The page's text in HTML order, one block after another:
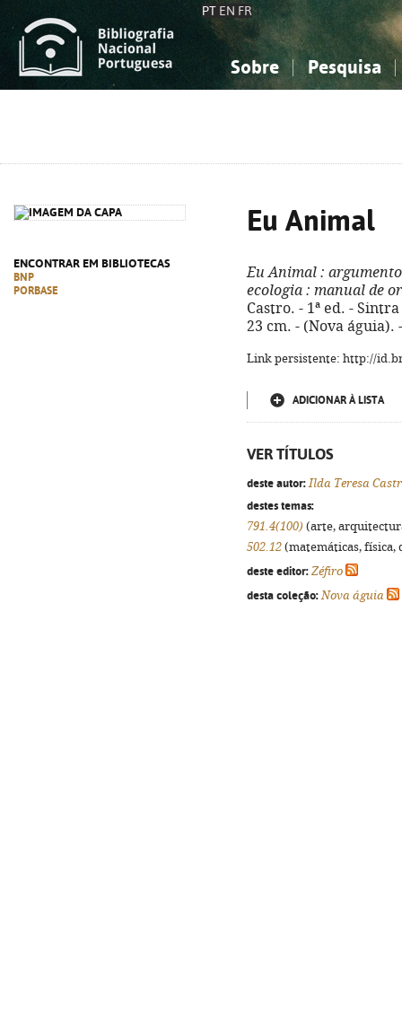
PT EN FR
Sobre Pesquisa
ENCONTRAR EM BIBLIOTECAS
BNP
PORBASE
Eu Animal
Eu Animal :
ecologia : manual de
Castro. - 1ª ed. -
23 cm. - (Nova águia).
Link persistente: http://
ADICIONAR À LISTA
VER TÍTULOS
deste autor: Ilda Teresa
destes temas:
791.4(100) (arte,
502.12 (matemáticas,
deste editor: Zéfiro
desta coleção: Nova águia